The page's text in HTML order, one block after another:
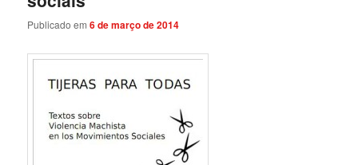
Publicado em6 de março de 2014